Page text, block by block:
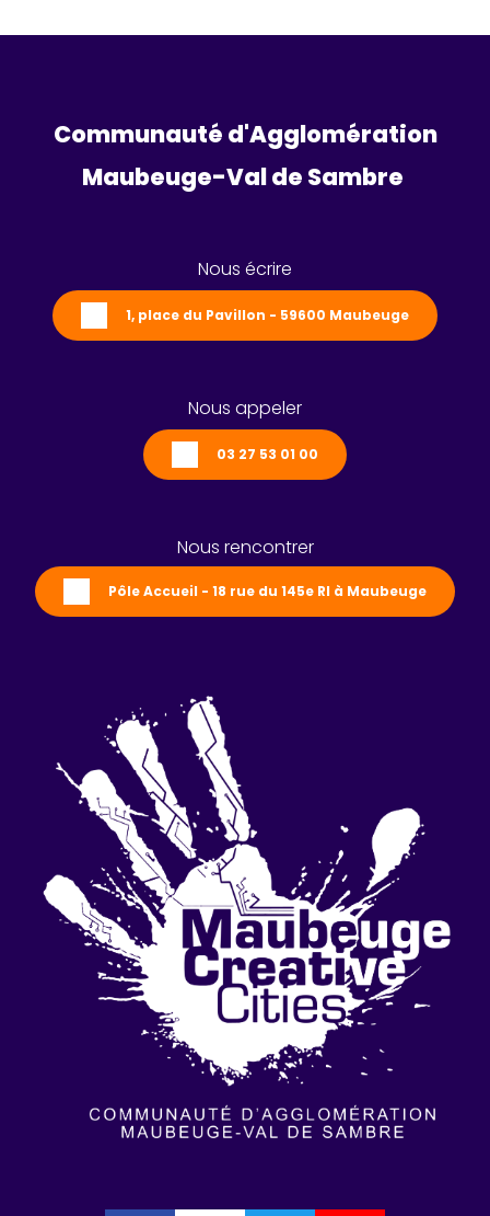
Communauté d'Agglomération
Maubeuge-Val de Sambre
Nous écrire
1, place du Pavillon - 59600 Maubeuge
Nous appeler
03 27 53 01 00
Nous rencontrer
Pôle Accueil - 18 rue du 145e RI à Maubeuge